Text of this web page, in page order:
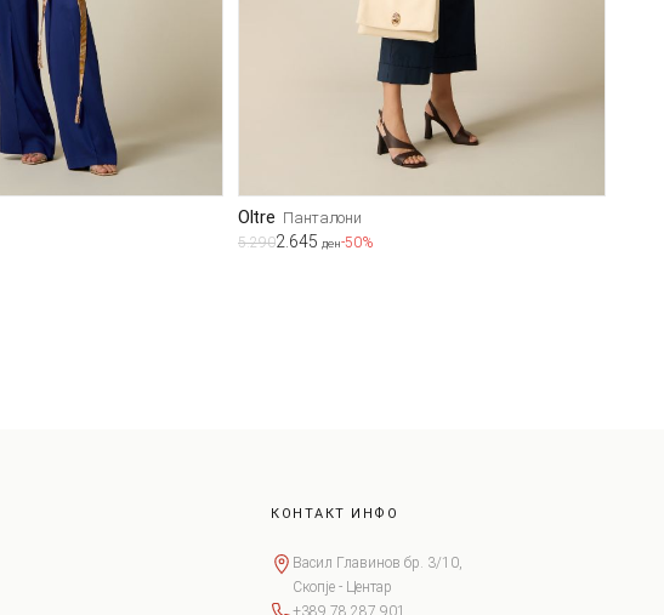
Oltre Панталони
5.2902.645 ден-50%
КОНТАКТ ИНФО
Васил Главинов бр. 3/10,
Скопје - Центар